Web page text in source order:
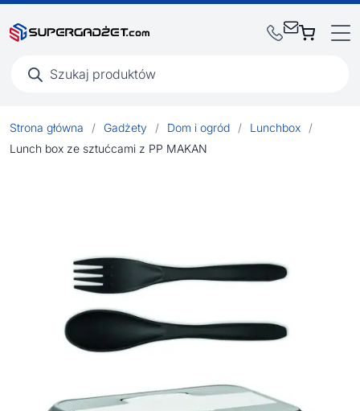
produktów
Strona główna / Gadżety / Dom i ogród / Lunchbox
/
Lunch box ze sztućcami z PP MAKAN